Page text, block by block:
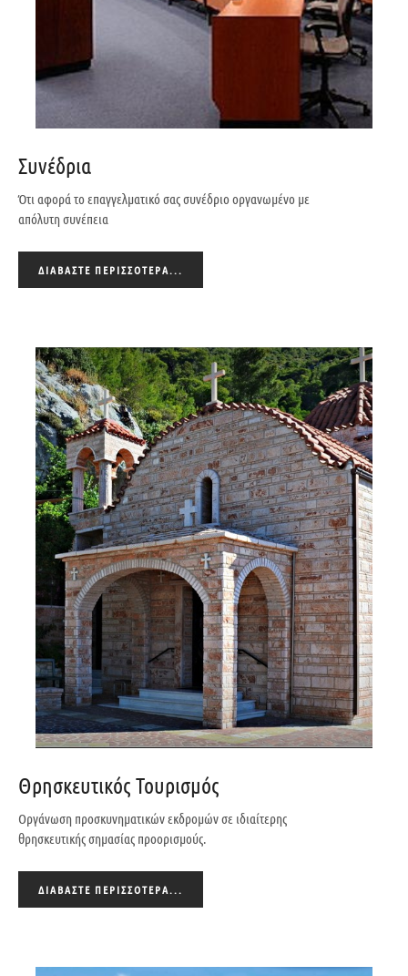
Συνέδρια
Ότι αφορά το επαγγελματικό σας συνέδριο οργανωμένο με
απόλυτη συνέπεια
ΔΙΑΒΆΣΤΕ ΠΕΡΙΣΣΌΤΕΡΑ...
Θρησκευτικός Τουρισμός
Οργάνωση προσκυνηματικών εκδρομών σε ιδιαίτερης
θρησκευτικής σημασίας προορισμούς.
ΔΙΑΒΆΣΤΕ ΠΕΡΙΣΣΌΤΕΡΑ...